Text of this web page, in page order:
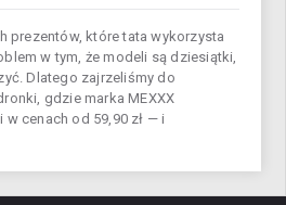
prezentów, które tata wykorzysta
w tym, że modeli są dziesiątki,
Dlatego zajrzeliśmy do
gdzie marka MEXXX
w cenach od 59,90 zł — i